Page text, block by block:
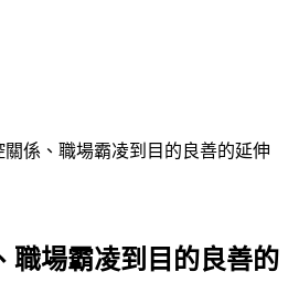
關係、職場霸凌到目的良善的延伸
職場霸凌到目的良善的